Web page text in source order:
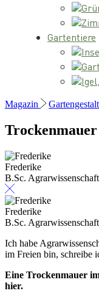
Gartentiere
Magazin
Frederike
B.Sc.
Frederike
B.Sc.
Ich habe
im Freien bin, schreibe
Eine Trockenmauer
hier.